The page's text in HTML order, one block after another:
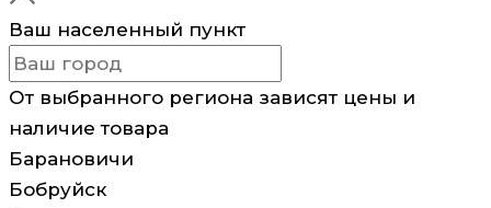
Ваш населенный пункт
От выбранного региона зависят цены и
наличие товара
Барановичи
Бобруйск